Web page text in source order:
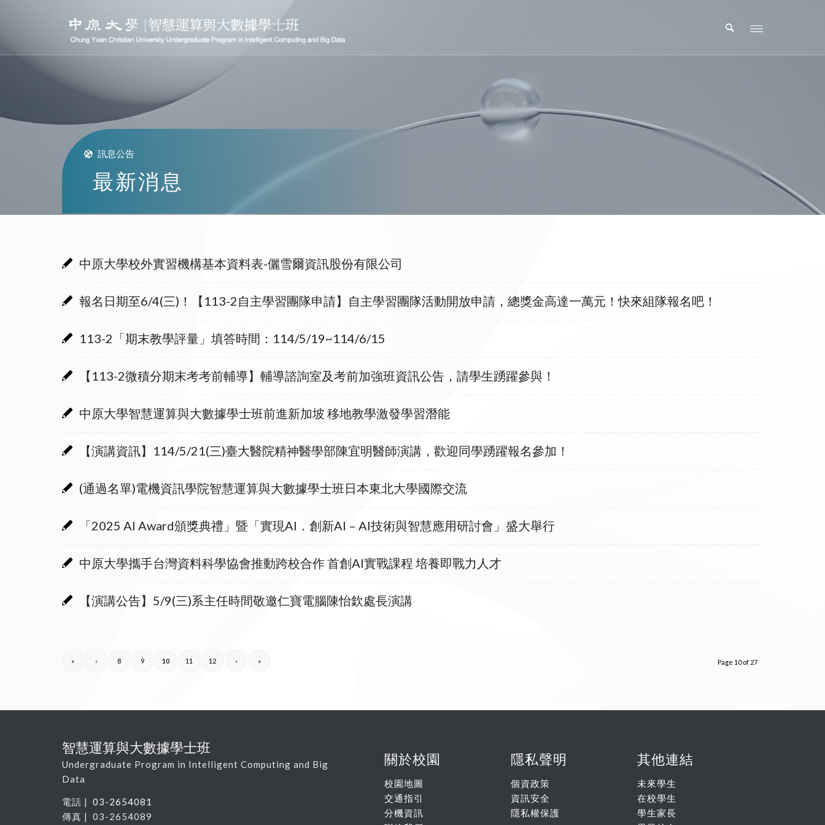
訊息公告
最新消息
中原大學校外實習機構基本資料表-儷雪爾資訊股份有限公司
報名日期至6/4(三)！【113-2自主學習團隊申請】自主學習團隊活動開放申請，總獎金高達一萬元！快來組隊報名吧！
113-2「期末教學評量」填答時間：114/5/19~114/6/15
【113-2微積分期末考考前輔導】輔導諮詢室及考前加強班資訊公告，請學生踴躍參與！
中原大學智慧運算與大數據學士班前進新加坡 移地教學激發學習潛能
【演講資訊】114/5/21(三)臺大醫院精神醫學部陳宜明醫師演講，歡迎同學踴躍報名參加！
(通過名單)電機資訊學院智慧運算與大數據學士班日本東北大學國際交流
「2025 AI Award頒獎典禮」暨「實現AI．創新AI – AI技術與智慧應⽤研討會」盛大舉行
中原大學攜手台灣資料科學協會推動跨校合作 首創AI實戰課程 培養即戰力人才
【演講公告】5/9(三)系主任時間敬邀仁寶電腦陳怡欽處長演講
Page 10 of 27
« ‹ 8 9 10 11 12 › »
智慧運算與大數據學士班
Undergraduate Program in Intelligent Computing and Big
Data
電話 | 03-2654081
傳真 | 03-2654089
關於校園
校園地圖
交通指引
分機資訊
隱私聲明
個資政策
資訊安全
隱私權保護
其他連結
未來學生
在校學生
學生家長